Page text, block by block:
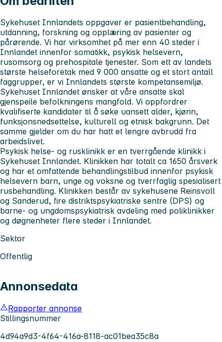
Sykehuset Innlandets oppgaver er pasientbehandling,
utdanning, forskning og opplæring av pasienter og
pårørende. Vi har virksomhet på mer enn 40 steder i
Innlandet innenfor somatikk, psykisk helsevern,
rusomsorg og prehospitale tjenester. Som ett av landets
største helseforetak med 9 000 ansatte og et stort antall
faggrupper, er vi Innlandets største kompetansemiljø.
Sykehuset Innlandet ønsker at våre ansatte skal
gjenspeile befolkningens mangfold. Vi oppfordrer
kvalifiserte kandidater til å søke uansett alder, kjønn,
funksjonsnedsettelse, kulturell og etnisk bakgrunn. Det
samme gjelder om du har hatt et lengre avbrudd fra
arbeidslivet.
Psykisk helse- og rusklinikk er en tverrgående klinikk i
Sykehuset Innlandet. Klinikken har totalt ca 1650 årsverk
og har et omfattende behandlingstilbud innenfor psykisk
helsevern barn, unge og voksne og tverrfaglig spesialisert
rusbehandling. Klinikken består av sykehusene Reinsvoll
og Sanderud, fire distriktspsykiatriske sentre (DPS) og
barne- og ungdomspsykiatrisk avdeling med poliklinikker
og døgnenheter flere steder i Innlandet.
Sektor
Offentlig
Annonsedata
Rapporter annonse
Stillingsnummer
4d94a9d3-4f64-416a-8118-ac01bea35c8a